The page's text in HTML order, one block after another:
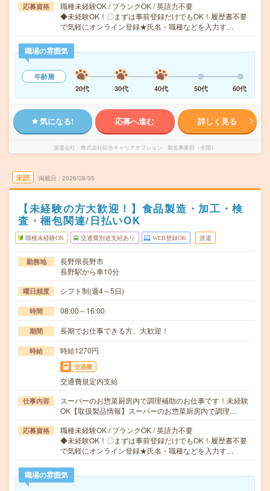
応募資格
職種未経験OK / ブランクOK / 英語力不要
◆未経験OK！〇まずは事前登録だけでもOK！履歴書不要
で気軽にオンライン登録★氏名・職種などを入力す…
職場の雰囲気
年齢層
20代
30代 40代 50代 60代
気になる! 応募へ進む 詳しく見る
派遣会社 株式会社綜合キャリアオプション 製造事業部（全国）
未読 掲載日 2026/08/05
【未経験の方大歓迎！】食品製造・加工・検
査・梱包関連/日払いOK
職種未経験OK 交通費別途支給あり WEB登録OK 派遣
勤務地
長野県長野市
長野駅から車10分
曜日頻度 シフト制(週4～5日)
時間 08:00～16:00
期間 長期でお仕事できる方、大歓迎！
時給 時給1270円
交通費
交通費規定内支給
仕事内容
スーパーのお惣菜厨房内で調理補助のお仕事です！未経験
OK【取扱製品情報】スーパーのお惣菜厨房内で調理…
応募資格
職種未経験OK / ブランクOK / 英語力不要
◆未経験OK！〇まずは事前登録だけでもOK！履歴書不要
で気軽にオンライン登録★氏名・職種などを入力す…
職場の雰囲気